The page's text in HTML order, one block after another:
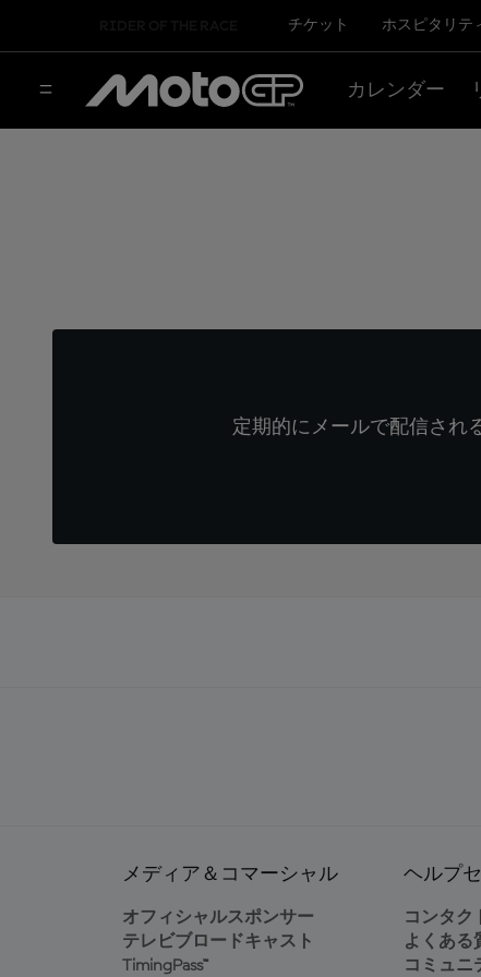
チケット ホスピタリテ
カレンダー
定期的にメールで配信され
メディア＆コマーシャル
オフィシャルスポンサー
テレビブロードキャスト
TimingPass™
ヘルプ
コンタク
よくある
コミュニ